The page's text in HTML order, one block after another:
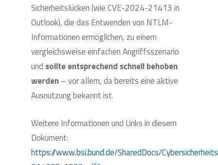
Sicherheitslücken (wie CVE-2024-21413 in
Outlook), die das Entwenden von NTLM-
Informationen ermöglichen, zu einem
vergleichsweise einfachen Angriffsszenario
und sollte entsprechend schnell behoben
werden– vor allem, da bereits eine aktive
Ausnutzung bekannt ist.
Weitere Informationen und Links in diesem
Dokument:
https://www.bsi.bund.de/SharedDocs/